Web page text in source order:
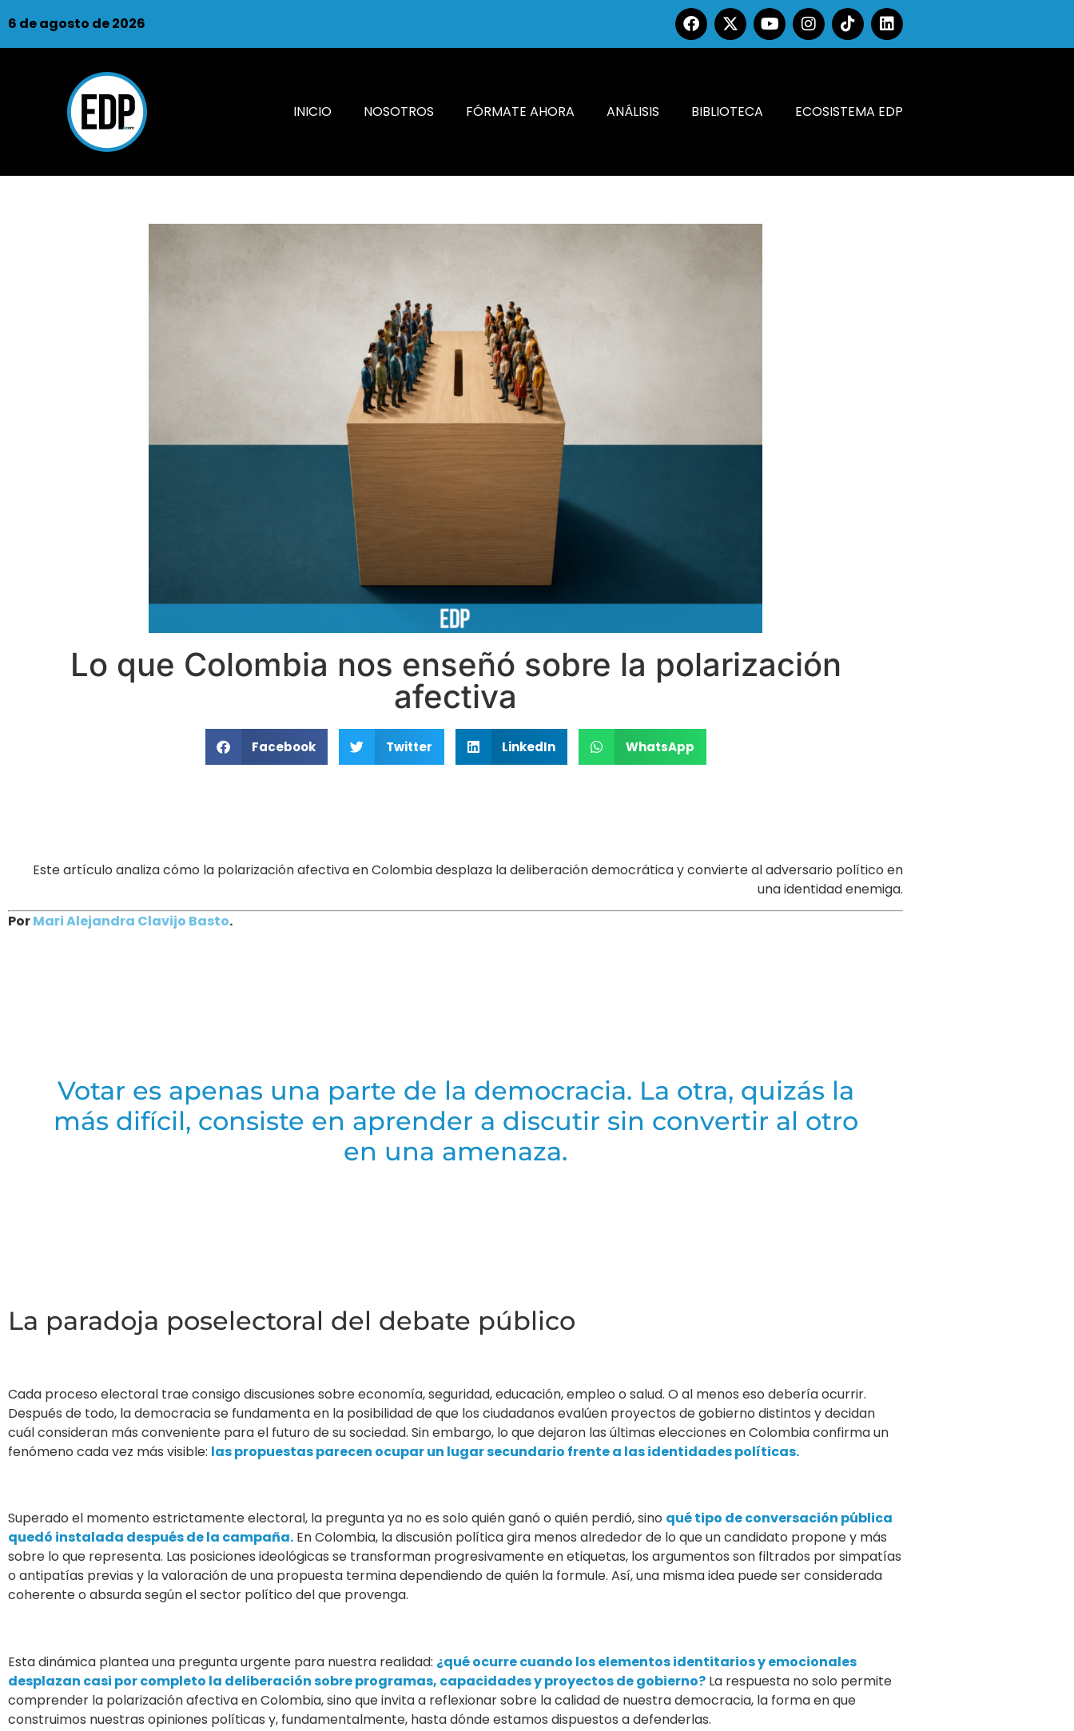
6 de agosto de 2026
INICIO NOSOTROS FÓRMATE AHORA ANÁLISIS BIBLIOTECA ECOSISTEMA EDP
Lo que Colombia nos enseñó sobre la polarización
afectiva
Facebook Twitter LinkedIn WhatsApp
Este artículo analiza cómo la polarización afectiva en Colombia desplaza la deliberación democrática y convierte al adversario político en
una identidad enemiga.
PorMari Alejandra Clavijo Basto.
Votar es apenas una parte de la democracia. La otra, quizás la
más difícil, consiste en aprender a discutir sin convertir al otro
en una amenaza.
La paradoja poselectoral del debate público
Cada proceso electoral trae consigo discusiones sobre economía, seguridad, educación, empleo o salud. O al menos eso debería ocurrir.
Después de todo, la democracia se fundamenta en la posibilidad de que los ciudadanos evalúen proyectos de gobierno distintos y decidan
cuál consideran más conveniente para el futuro de su sociedad. Sin embargo, lo que dejaron las últimas elecciones en Colombia confirma un
fenómeno cada vez más visible: las propuestas parecen ocupar un lugar secundario frente a las identidades políticas.
Superado el momento estrictamente electoral, la pregunta ya no es solo quién ganó o quién perdió, sino qué tipo de conversación pública
quedó instalada después de la campaña. En Colombia, la discusión política gira menos alrededor de lo que un candidato propone y más
sobre lo que representa. Las posiciones ideológicas se transforman progresivamente en etiquetas, los argumentos son filtrados por simpatías
o antipatías previas y la valoración de una propuesta termina dependiendo de quién la formule. Así, una misma idea puede ser considerada
coherente o absurda según el sector político del que provenga.
Esta dinámica plantea una pregunta urgente para nuestra realidad: ¿qué ocurre cuando los elementos identitarios y emocionales
desplazan casi por completo la deliberación sobre programas, capacidades y proyectos de gobierno? La respuesta no solo permite
comprender la polarización afectiva en Colombia, sino que invita a reflexionar sobre la calidad de nuestra democracia, la forma en que
construimos nuestras opiniones políticas y, fundamentalmente, hasta dónde estamos dispuestos a defenderlas.